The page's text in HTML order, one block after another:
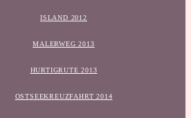
ISLAND 2012
MALERWEG 2013
HURTIGRUTE 2013
OSTSEEKREUZFAHRT 2014